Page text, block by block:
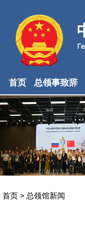
首页 总领事致辞
首页 > 总领馆新闻